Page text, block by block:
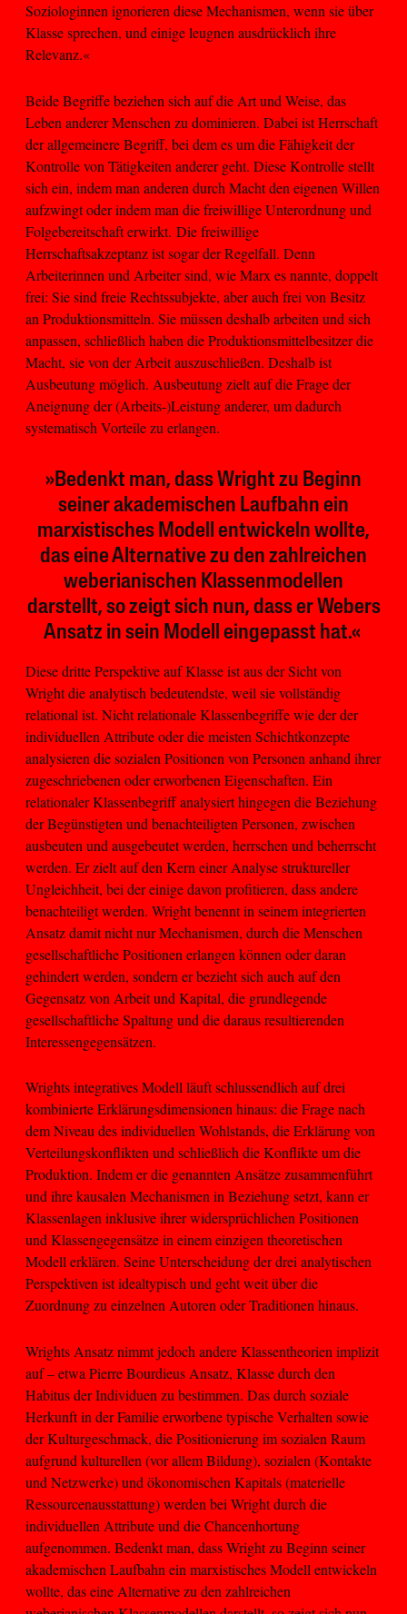
Soziologinnen ignorieren diese Mechanismen, wenn sie über
Klasse sprechen, und einige leugnen ausdrücklich ihre
Relevanz.«
Beide Begriffe beziehen sich auf die Art und Weise, das
Leben anderer Menschen zu dominieren. Dabei ist Herrschaft
der allgemeinere Begriff, bei dem es um die Fähigkeit der
Kontrolle von Tätigkeiten anderer geht. Diese Kontrolle stellt
sich ein, indem man anderen durch Macht den eigenen Willen
aufzwingt oder indem man die freiwillige Unterordnung und
Folgebereitschaft erwirkt. Die freiwillige
Herrschaftsakzeptanz ist sogar der Regelfall. Denn
Arbeiterinnen und Arbeiter sind, wie Marx es nannte, doppelt
frei: Sie sind freie Rechtssubjekte, aber auch frei von Besitz
an Produktionsmitteln. Sie müssen deshalb arbeiten und sich
anpassen, schließlich haben die Produktionsmittelbesitzer die
Macht, sie von der Arbeit auszuschließen. Deshalb ist
Ausbeutung möglich. Ausbeutung zielt auf die Frage der
Aneignung der (Arbeits-)Leistung anderer, um dadurch
systematisch Vorteile zu erlangen.
»Bedenkt man, dass Wright zu Beginn
seiner akademischen Laufbahn ein
marxistisches Modell entwickeln wollte,
das eine Alternative zu den zahlreichen
weberianischen Klassenmodellen
darstellt, so zeigt sich nun, dass er Webers
Ansatz in sein Modell eingepasst hat.«
Diese dritte Perspektive auf Klasse ist aus der Sicht von
Wright die analytisch bedeutendste, weil sie vollständig
relational ist. Nicht relationale Klassenbegriffe wie der der
individuellen Attribute oder die meisten Schichtkonzepte
analysieren die sozialen Positionen von Personen anhand ihrer
zugeschriebenen oder erworbenen Eigenschaften. Ein
relationaler Klassenbegriff analysiert hingegen die Beziehung
der Begünstigten und benachteiligten Personen, zwischen
ausbeuten und ausgebeutet werden, herrschen und beherrscht
werden. Er zielt auf den Kern einer Analyse struktureller
Ungleichheit, bei der einige davon profitieren, dass andere
benachteiligt werden. Wright benennt in seinem integrierten
Ansatz damit nicht nur Mechanismen, durch die Menschen
gesellschaftliche Positionen erlangen können oder daran
gehindert werden, sondern er bezieht sich auch auf den
Gegensatz von Arbeit und Kapital, die grundlegende
gesellschaftliche Spaltung und die daraus resultierenden
Interessengegensätzen.
Wrights integratives Modell läuft schlussendlich auf drei
kombinierte Erklärungsdimensionen hinaus: die Frage nach
dem Niveau des individuellen Wohlstands, die Erklärung von
Verteilungskonflikten und schließlich die Konflikte um die
Produktion. Indem er die genannten Ansätze zusammenführt
und ihre kausalen Mechanismen in Beziehung setzt, kann er
Klassenlagen inklusive ihrer widersprüchlichen Positionen
und Klassengegensätze in einem einzigen theoretischen
Modell erklären. Seine Unterscheidung der drei analytischen
Perspektiven ist idealtypisch und geht weit über die
Zuordnung zu einzelnen Autoren oder Traditionen hinaus.
Wrights Ansatz nimmt jedoch andere Klassentheorien implizit
auf – etwa Pierre Bourdieus Ansatz, Klasse durch den
Habitus der Individuen zu bestimmen. Das durch soziale
Herkunft in der Familie erworbene typische Verhalten sowie
der Kulturgeschmack, die Positionierung im sozialen Raum
aufgrund kulturellen (vor allem Bildung), sozialen (Kontakte
und Netzwerke) und ökonomischen Kapitals (materielle
Ressourcenausstattung) werden bei Wright durch die
individuellen Attribute und die Chancenhortung
aufgenommen. Bedenkt man, dass Wright zu Beginn seiner
akademischen Laufbahn ein marxistisches Modell entwickeln
wollte, das eine Alternative zu den zahlreichen